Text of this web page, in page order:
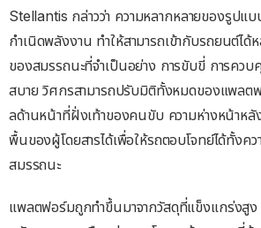
Stellantis กล่าวว่า ความหลากหลายของรูปแบ
กำเนิดพลังงาน ทำให้สามารถเข้ากับรถยนต์ได้
ของสมรรถนะที่จำเป็นอย่าง การขับขี่ การควบ
สบาย วิศกรสามารถปรับมิติทั้งหมดของแพลต
ลด้านหน้าที่ฝั่งเท้าของคนขับ ความห่างหน้าหลั
พื้นของผู้โดยสารได้เพื่อให้รถตอบโจทย์ได้ทั้งค
สมรรถนะ
แพลตฟอร์มถูกทำขึ้นมาจากวัสดุที่แข็งแกร่งสูง